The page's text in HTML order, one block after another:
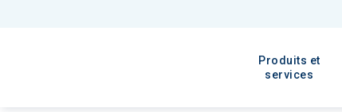
Produits et
services